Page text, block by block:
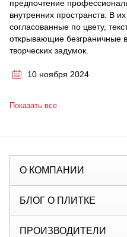
предпочтение
внутренних пространств. В
согласованные по цвету,
открывающие безграничные
творческих задумок.
10 ноября 2024
Показать все
О КОМПАНИИ
БЛОГ О ПЛИТКЕ
ПРОИЗВОДИТЕЛИ